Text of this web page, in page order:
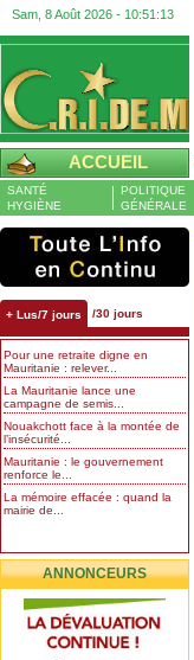
Sam, 8 Août 2026 - 10:51:14
ACCUEIL
SANTÉ
HYGIÈNE
POLITIQUE
GÉNÉRALE
+ Lus/7 jours /30 jours
Pour une retraite digne en
Mauritanie : relever...
La Mauritanie lance une
campagne de semis...
Nouakchott face à la montée de
l’insécurité...
Mauritanie : le gouvernement
renforce le...
La mémoire effacée : quand la
mairie de...
ANNONCEURS